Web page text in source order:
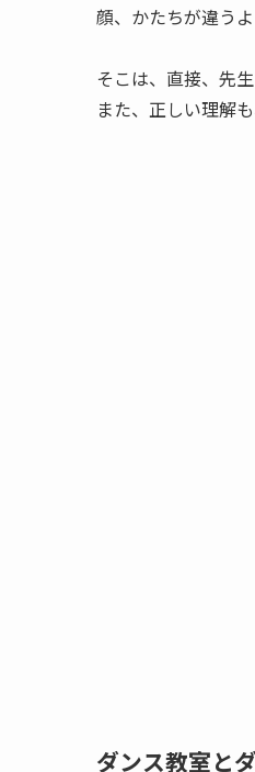
顔、かたちが違う
そこは、直接、先
また、正しい理解
ダンス教室と